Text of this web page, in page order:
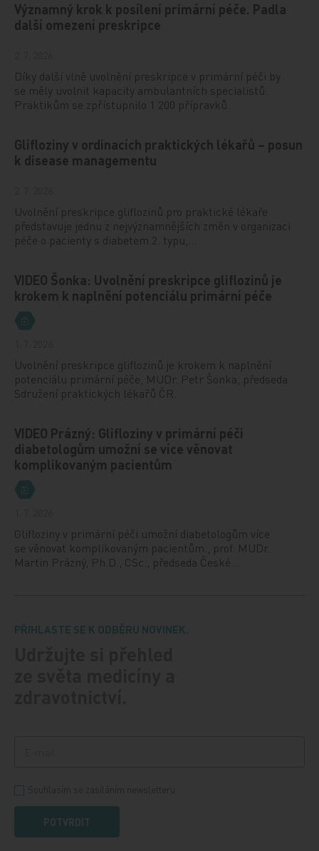
Významný krok k posílení primární péče. Padla
další omezení preskripce
Díky další vlně uvolnění preskripce v primární péči by
se měly uvolnit kapacity ambulantních specialistů.
Praktikům se zpřístupnilo 1 200 přípravků.
Glifloziny v ordinacích praktických lékařů – posun
k disease managementu
Uvolnění preskripce gliflozinů pro praktické lékaře
představuje jednu z nejvýznamnějších změn v organizaci
péče o pacienty s diabetem 2. typu,…
VIDEO Šonka: Uvolnění preskripce gliflozinů je
krokem k naplnění potenciálu primární péče
Uvolnění preskripce gliflozinů je krokem k naplnění
potenciálu primární péče, MUDr. Petr Šonka, předseda
Sdružení praktických lékařů ČR.
VIDEO Prázný: Glifloziny v primární péči
diabetologům umožní se více věnovat
komplikovaným pacientům
Glifloziny v primární péči umožní diabetologům více
se věnovat komplikovaným pacientům., prof. MUDr.
Martin Prázný, Ph.D., CSc., předseda České…
PŘIHLASTE SE K ODBĚRU NOVINEK.
POTVRDIT